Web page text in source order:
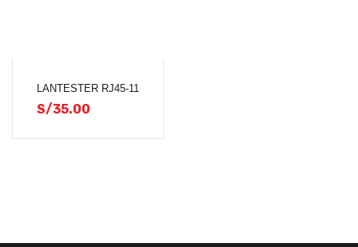
LANTESTER RJ45-11
S/35.00